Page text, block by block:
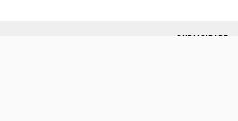
PUBLICIDADE